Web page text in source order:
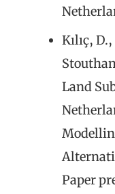
Kılıç,
Land
Paper